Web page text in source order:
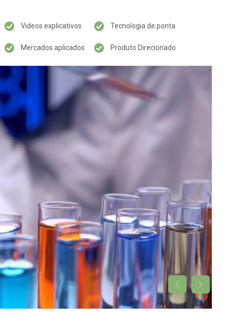
Videos explicativos
Mercados aplicados
Tecnologia de ponta
Produto Direcionado